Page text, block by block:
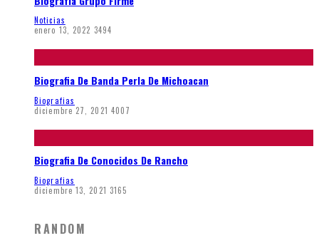
Noticias
enero 13, 2022 3494
Biografia De Banda Perla De Michoacan
Biografias
diciembre 27, 2021 4007
Biografia De Conocidos De Rancho
Biografias
diciembre 13, 2021 3165
RANDOM